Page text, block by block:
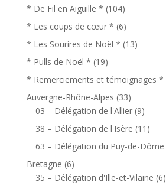
* De Fil en Aiguille * (104)
* Les coups de cœur * (6)
* Les Sourires de Noël * (13)
* Pulls de Noël * (19)
* Remerciements et témoignages *
Auvergne-Rhône-Alpes (33)
03 – Délégation de l'Allier(9)
38 – Délégation de l'Isère (11)
63 – Délégation du Puy-de-Dôme
Bretagne (6)
35 – Délégation d'Ille-et-Vilaine (6)